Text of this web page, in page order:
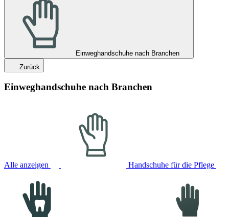
Einweghandschuhe nach Branchen
Zurück
Einweghandschuhe nach Branchen
Alle anzeigen Handschuhe für die Pflege